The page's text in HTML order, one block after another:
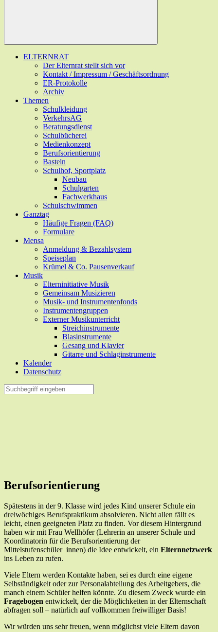
ELTERNRAT
Der Elternrat stellt sich vor
Kontakt / Impressum / Geschäftsordnung
ER-Protokolle
Archiv
Themen
Schulkleidung
VerkehrsAG
Beratungsdienst
Schulbücherei
Medienkonzept
Berufsorientierung
Basteln
Schulhof, Sportplatz
Neubau
Schulgarten
Fachwerkhaus
Schulschwimmen
Ganztag
Häufige Fragen (FAQ)
Formulare
Mensa
Anmeldung & Bezahlsystem
Speiseplan
Krümel & Co. Pausenverkauf
Musik
Elterninitiative Musik
Gemeinsam Musizieren
Musik- und Instrumentenfonds
Instrumentengruppen
Externer Musikunterricht
Streichinstrumente
Blasinstrumente
Gesang und Klavier
Gitarre und Schlaginstrumente
Kalender
Datenschutz
Berufsorientierung
Spätestens in der 9. Klasse wird jedes Kind unserer Schule ein
dreiwöchiges Berufspraktikum absolvieren. Nicht allen fällt es
leicht, einen geeigneten Platz zu finden. Vor diesem Hintergrund
haben wir mit Frau Wellhöfer (Lehrerin an unserer Schule und
Koordinatorin für die Berufsorientierung der
Mittelstufenschüler_innen) die Idee entwickelt, ein Elternnetzwerk
ins Leben zu rufen.
Viele Eltern werden Kontakte haben, sei es durch eine eigene
Selbständigkeit oder zur Personalabteilung des Arbeitgebers, die
manch einem Schüler helfen könnte. Zu diesem Zweck wurde ein
Fragebogen entwickelt, der die Möglichkeiten in der Elternschaft
abfragen soll – natürlich auf vollkommen freiwilliger Basis!
Wir würden uns sehr freuen, wenn möglichst viele Eltern davon